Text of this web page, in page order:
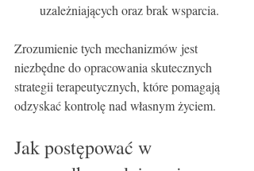
uzależniających oraz brak wsparcia.
Zrozumienie tych mechanizmów jest
niezbędne do opracowania skutecznych
strategii terapeutycznych, które pomagają
odzyskać kontrolę nad własnym życiem.
Jak postępować w